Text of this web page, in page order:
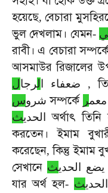
হয়েছে, বেচারা
ভুল দেখলাম। যেমন- ي
রাবী। এ বেচারা
আসমাউর রিজালের
ضعفاء ا لرجال ,
شروس সম্পর্কে معمر
الحديث অর্থাৎ তিনি
করতেন।
ইমাম
করেছেন,কিন্তু ইমাম
সেখানে
يضع الحديث
যার অর্থ হল- ث